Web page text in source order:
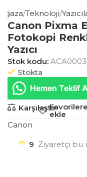
Teknoloji
Canon Pixma
Fotokopi
Yazıcı
Stok kodu:
Stokta
Hemen Teklif
KarşılaştırFavorilere
ekle
Canon
9 Ziyaretçi bu